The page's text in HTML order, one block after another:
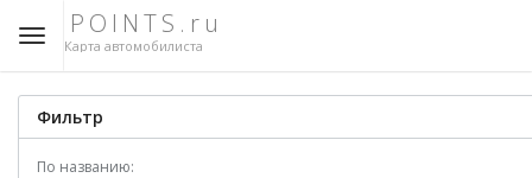
POINTS.ru
Карта автомобилиста
Фильтр
По названию: